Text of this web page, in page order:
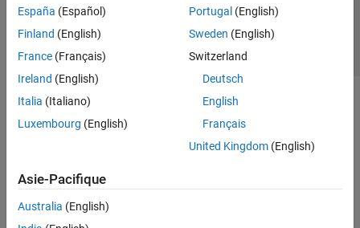
España (Español)
Finland (English)
France (Français)
Ireland (English)
Italia (Italiano)
Luxembourg (English)
Portugal (English)
Sweden (English)
Switzerland
Deutsch
English
Français
United Kingdom(English)
Asie-Pacifique
Australia (English)